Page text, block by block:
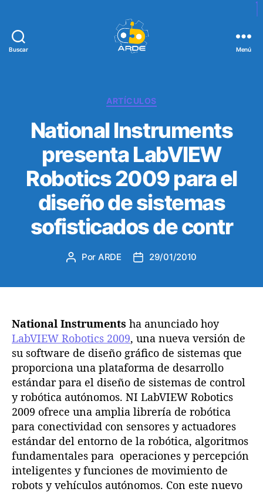
Buscar
d
e
A
R
D
E
Menú
C
t
e
g
o
r
í
a
ARTÍCULOS
National Instruments
presenta LabVIEW
Robotics 2009 para el
diseño de sistemas
sofisticados de contr
A
d
e
a
e
n
t
r
a
d
a
Por ARDE
F
d
e
l
a
e
n
t
r
a
d
29/01/2010
National Instruments ha anunciado hoy
LabVIEW Robotics 2009, una nueva versión de
su software de diseño gráfico de sistemas que
proporciona una plataforma de desarrollo
estándar para el diseño de sistemas de control
y robótica autónomos. NI LabVIEW Robotics
2009 ofrece una amplia librería de robótica
para conectividad con sensores y actuadores
estándar del entorno de la robótica, algoritmos
fundamentales para operaciones y percepción
inteligentes y funciones de movimiento de
robots y vehículos autónomos. Con este nuevo